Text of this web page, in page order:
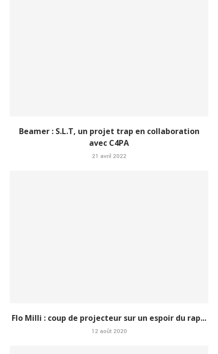
Beamer : S.L.T, un projet trap en collaboration
avec C4PA
21 avril 2022
Flo Milli : coup de projecteur sur un espoir du rap...
12 août 2020